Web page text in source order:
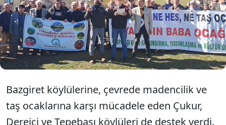
şirketleri tarafından yürütülmek istenen proje
için köyde yapılan çalışmalara karşı çıkan
vatandaşlar, yürüyüş düzenleyerek köy
meydanında basın açıklaması yaptı.
Bazgiret köylülerine, çevrede madencilik ve
taş ocaklarına karşı mücadele eden Çukur,
Dereiçi ve Tepebaşı köylüleri de destek verdi.